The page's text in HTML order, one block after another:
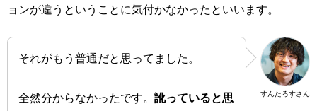
ョンが違うということに気付かなかったといいます。
すんたろすさん
それがもう普通だと思ってました。
全然分からなかったです。 訛っていると思